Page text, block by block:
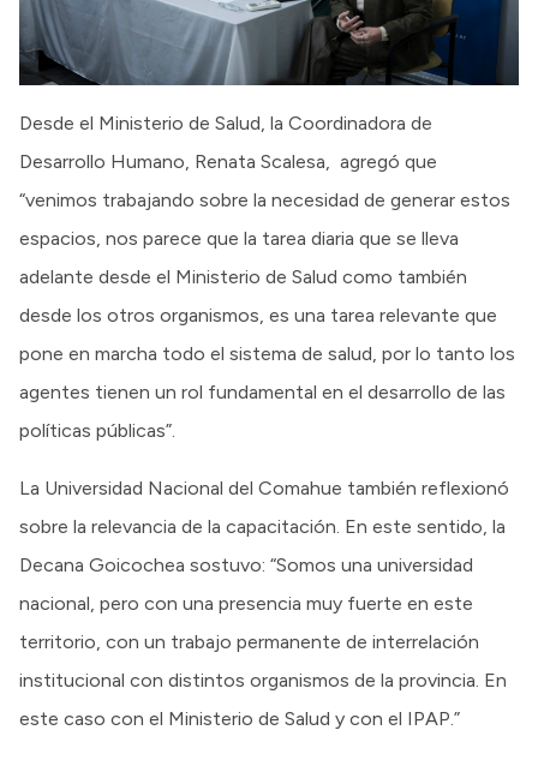
Desde el Ministerio de Salud, la Coordinadora de
Desarrollo Humano, Renata Scalesa, agregó que
“venimos trabajando sobre la necesidad de generar estos
espacios, nos parece que la tarea diaria que se lleva
adelante desde el Ministerio de Salud como también
desde los otros organismos, es una tarea relevante que
pone en marcha todo el sistema de salud, por lo tanto los
agentes tienen un rol fundamental en el desarrollo de las
políticas públicas”.
La Universidad Nacional del Comahue también reflexionó
sobre la relevancia de la capacitación. En este sentido, la
Decana Goicochea sostuvo: “Somos una universidad
nacional, pero con una presencia muy fuerte en este
territorio, con un trabajo permanente de interrelación
institucional con distintos organismos de la provincia. En
este caso con el Ministerio de Salud y con el IPAP.”